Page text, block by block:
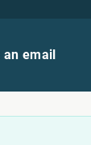
an email